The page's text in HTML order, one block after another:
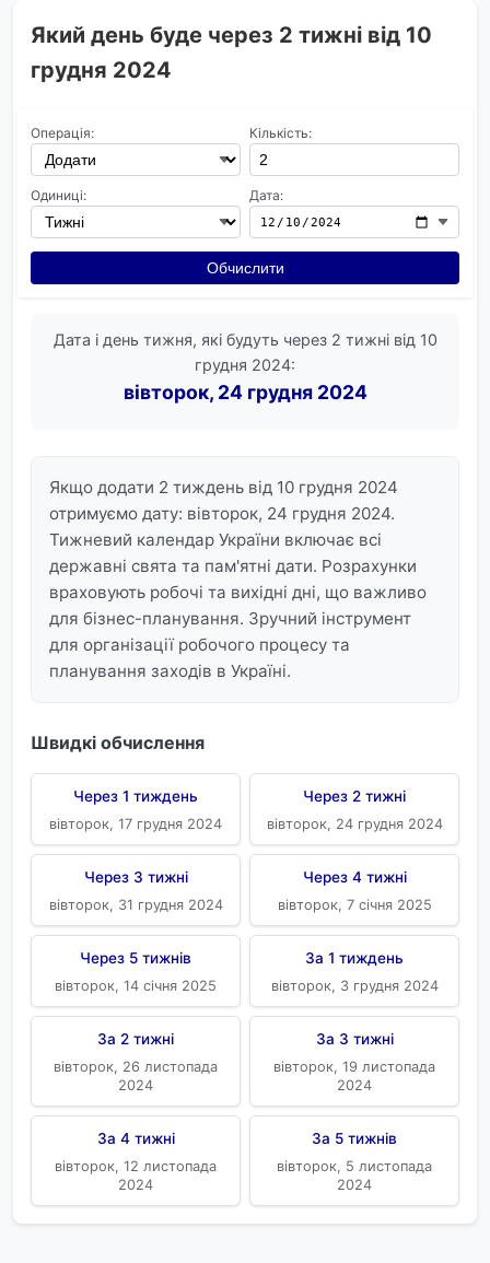
Який день буде через 2 тижні від 10
грудня 2024
Операція: Кількість:
Одиниці: Дата:
Обчислити
Дата і день тижня, які будуть через 2 тижні від 10
грудня 2024:
вівторок, 24 грудня 2024
Якщо додати 2 тиждень від 10 грудня 2024
отримуємо дату: вівторок, 24 грудня 2024.
Тижневий календар України включає всі
державні свята та пам'ятні дати. Розрахунки
враховують робочі та вихідні дні, що важливо
для бізнес-планування. Зручний інструмент
для організації робочого процесу та
планування заходів в Україні.
Швидкі обчислення
Через 1 тиждень
вівторок, 17 грудня 2024
Через 2 тижні
вівторок, 24 грудня 2024
Через 3 тижні
вівторок, 31 грудня 2024
Через 4 тижні
вівторок, 7 січня 2025
Через 5 тижнів
вівторок, 14 січня 2025
За 1 тиждень
вівторок, 3 грудня 2024
За 2 тижні
вівторок, 26 листопада
2024
За 3 тижні
вівторок, 19 листопада
2024
За 4 тижні
вівторок, 12 листопада
2024
За 5 тижнів
вівторок, 5 листопада
2024